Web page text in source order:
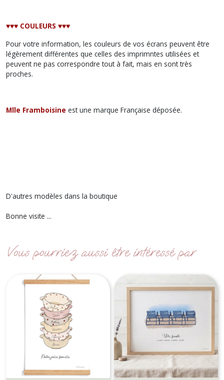
♥︎♥︎♥︎ COULEURS ♥︎♥︎♥︎
Pour votre information, les couleurs de vos écrans peuvent être
légèrement différentes que celles des imprimntes utilisées et
peuvent ne pas correspondre tout à fait, mais en sont très
proches.
Mlle Framboisine est une marque Française déposée.
D'autres modèles dans la boutique
Bonne visite ...
Vous pourriez aussi être intéressé par